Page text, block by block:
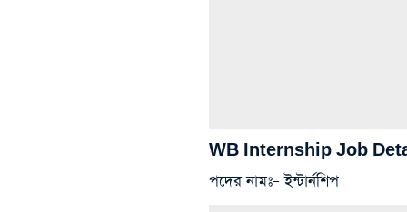
WB Internship Job
পদের নামঃ– ইন্টার্নশিপ